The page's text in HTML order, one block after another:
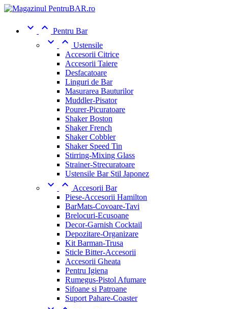
  Pentru Bar
  Ustensile
Accesorii Citrice
Accesorii Taiere
Desfacatoare
Linguri de Bar
Masurarea Bauturilor
Muddler-Pisator
Pourer-Picuratoare
Shaker Boston
Shaker French
Shaker Cobbler
Shaker Speed Tin
Stirring-Mixing Glass
Strainer-Strecuratoare
Ustensile Bar Stil Japonez
  Accesorii Bar
Piese-Accesorii Hamilton
BarMats-Covoare-Tavi
Brelocuri-Ecusoane
Decor-Garnish Cocktail
Depozitare-Organizare
Kit Barman-Trusa
Sticle Bitter-Accesorii
Accesorii Gheata
Pentru Igiena
Rumegus-Pistol Afumare
Sifoane si Patroane
Suport Pahare-Coaster